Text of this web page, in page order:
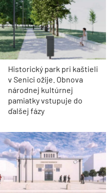
Historický park pri kaštieli
v Senici ožije. Obnova
národnej kultúrnej
pamiatky vstupuje do
ďalšej fázy